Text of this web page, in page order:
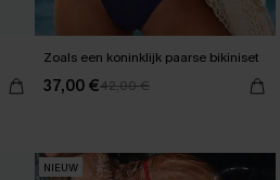
Zoals een koninklijk paarse bikiniset
37,00 €42,00 €
NIEUW